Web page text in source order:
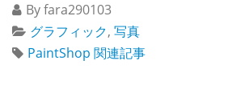
By fara290103
グラフィック, 写真
PaintShop 関連記事